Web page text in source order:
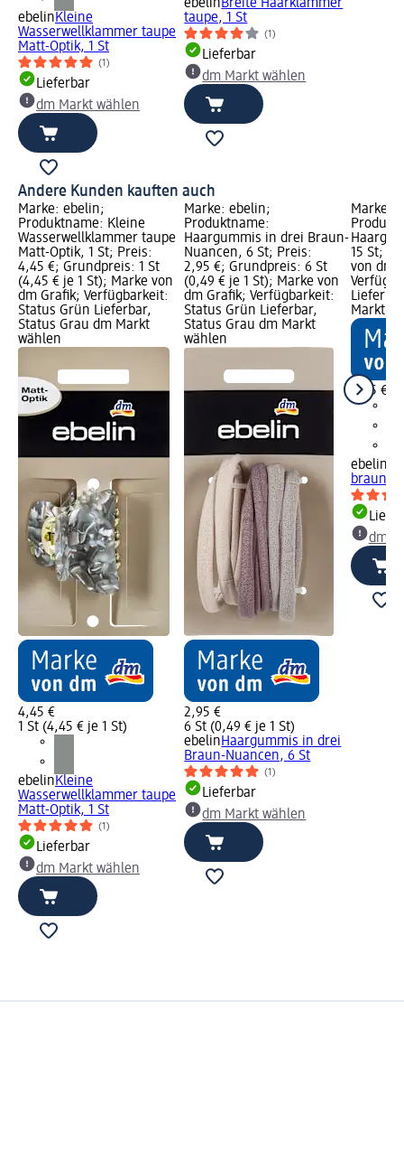
ebelinKleine
Wasserwellklammer taupe
Matt-Optik, 1 St
(1)
Lieferbar
dm Markt wählen
ebelinBreite Haarklammer
taupe, 1 St
(1)
Lieferbar
dm Markt wählen
Andere Kunden kauften auch
Marke: ebelin;
Produktname: Kleine
Wasserwellklammer taupe
Matt-Optik, 1 St; Preis:
4,45 €; Grundpreis: 1 St
(4,45 € je 1 St); Marke von
dm Grafik; Verfügbarkeit:
Status Grün Lieferbar,
Status Grau dm Markt
wählen
4,45 €
1 St (4,45 € je 1 St)
ebelinKleine
Wasserwellklammer taupe
Matt-Optik, 1 St
(1)
Lieferbar
dm Markt wählen
Marke: ebelin;
Produktname:
Haargummis in drei Braun-
Nuancen, 6 St; Preis:
2,95 €; Grundpreis: 6 St
(0,49 € je 1 St); Marke von
dm Grafik; Verfügbarkeit:
Status Grün Lieferbar,
Status Grau dm Markt
wählen
2,95 €
6 St (0,49 € je 1 St)
ebelinHaargummis in drei
Braun-Nuancen, 6 St
(1)
Lieferbar
dm Markt wählen
Marke:
15 St;
von dm
Markt
2,95 €
ebelin
braun,
dm